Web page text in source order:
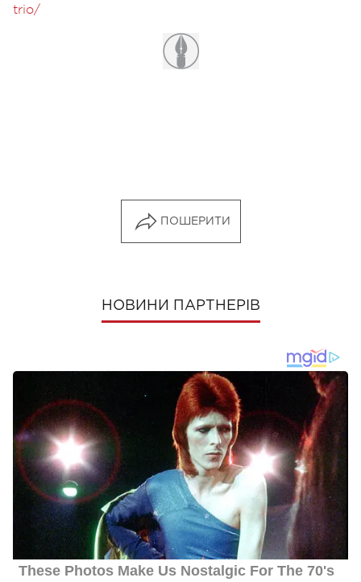
trio/
ПОШЕРИТИ
НОВИНИ ПАРТНЕРІВ